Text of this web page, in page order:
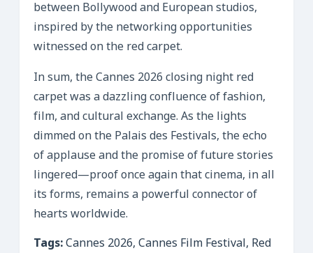
between Bollywood and European studios,
inspired by the networking opportunities
witnessed on the red carpet.
In sum, the Cannes 2026 closing night red
carpet was a dazzling confluence of fashion,
film, and cultural exchange. As the lights
dimmed on the Palais des Festivals, the echo
of applause and the promise of future stories
lingered—proof once again that cinema, in all
its forms, remains a powerful connector of
hearts worldwide.
Tags:Cannes 2026, Cannes Film Festival, Red